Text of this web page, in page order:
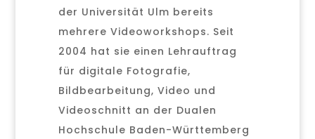
der Universität Ulm bereits
mehrere Videoworkshops. Seit
2004 hat sie einen Lehrauftrag
für digitale Fotografie,
Bildbearbeitung, Video und
Videoschnitt an der Dualen
Hochschule Baden-Württemberg